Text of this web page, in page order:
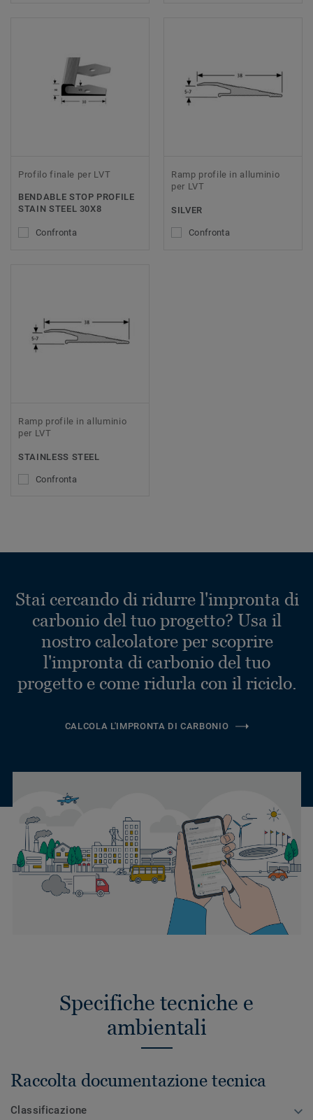
Profilo finale per LVT
BENDABLE STOP PROFILE
STAIN STEEL 30X8
Confronta
Ramp profile in alluminio
per LVT
SILVER
Confronta
Ramp profile in alluminio
per LVT
STAINLESS STEEL
Confronta
Stai cercando di ridurre l'impronta di
carbonio del tuo progetto? Usa il
nostro calcolatore per scoprire
l'impronta di carbonio del tuo
progetto e come ridurla con il riciclo.
CALCOLA L'IMPRONTA DI CARBONIO
Specifiche tecniche e
ambientali
Raccolta documentazione tecnica
Classificazione